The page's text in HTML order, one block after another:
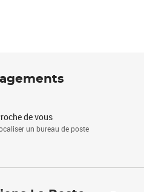
de vous
un bureau de poste